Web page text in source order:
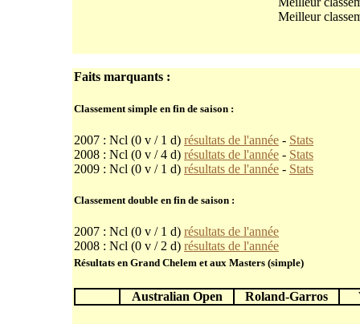
Meilleur
Faits marquants :
Classement simple en fin de saison :
2007 : Ncl (0 v / 1 d)résultats de l'année - Stats
2008 : Ncl (0 v / 4 d)résultats de l'année - Stats
2009 : Ncl (0 v / 1 d)résultats de l'année - Stats
Classement double en fin de saison :
2007 : Ncl (0 v / 1 d)résultats de l'année
2008 : Ncl (0 v / 2 d)résultats de l'année
Résultats en Grand Chelem et aux Masters (simple)
Australian Open Roland-Garros